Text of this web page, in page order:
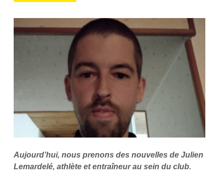
Aujourd’hui, nous prenons des nouvelles de Julien
Lemardelé, athlète et entraîneur au sein du club.